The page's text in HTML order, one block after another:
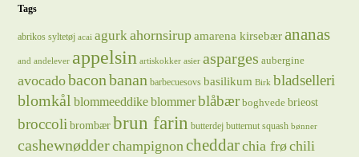
Tags
abrikos syltetøj acai agurkahornsirupamarena kirsebærananas
and andelever appelsin artiskokker asier asparges aubergine
avocadobaconbanan barbecuesovs basilikum Birk bladselleri
blomkål blommeeddikeblommerblåbær boghvede brieost
broccoli brombær brun farin butterdej butternut squash bønner
cashewnødderchampignoncheddarchia frøchili